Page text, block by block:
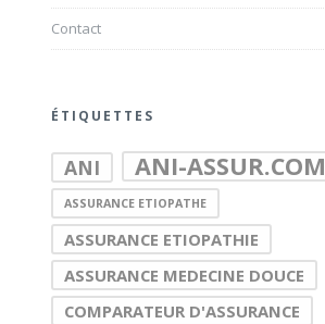
Contact
ÉTIQUETTES
ANI ANI-ASSUR.COM
ASSURANCE ETIOPATHE
ASSURANCE ETIOPATHIE
ASSURANCE MEDECINE DOUCE
COMPARATEUR D'ASSURANCE